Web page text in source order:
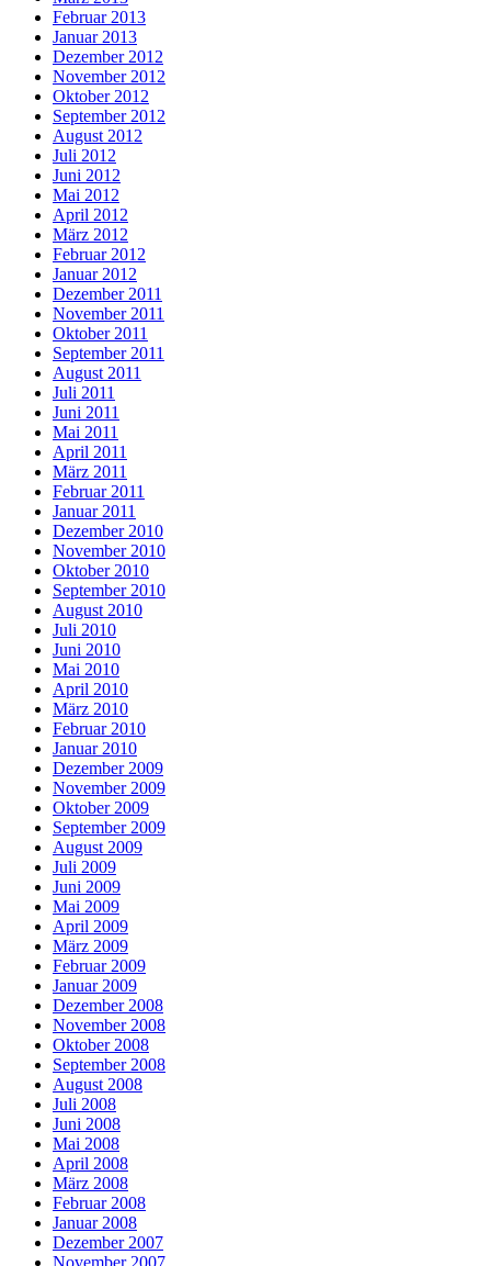
Februar 2013
Januar 2013
Dezember 2012
November 2012
Oktober 2012
September 2012
August 2012
Juli 2012
Juni 2012
Mai 2012
April 2012
März 2012
Februar 2012
Januar 2012
Dezember 2011
November 2011
Oktober 2011
September 2011
August 2011
Juli 2011
Juni 2011
Mai 2011
April 2011
März 2011
Februar 2011
Januar 2011
Dezember 2010
November 2010
Oktober 2010
September 2010
August 2010
Juli 2010
Juni 2010
Mai 2010
April 2010
März 2010
Februar 2010
Januar 2010
Dezember 2009
November 2009
Oktober 2009
September 2009
August 2009
Juli 2009
Juni 2009
Mai 2009
April 2009
März 2009
Februar 2009
Januar 2009
Dezember 2008
November 2008
Oktober 2008
September 2008
August 2008
Juli 2008
Juni 2008
Mai 2008
April 2008
März 2008
Februar 2008
Januar 2008
Dezember 2007